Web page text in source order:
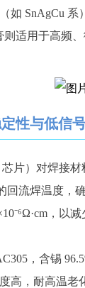
如 SnAgCu 系
适用于高频
性与低信
片）对焊接材
回流焊温度，
，以
，含锡
高，耐高温老